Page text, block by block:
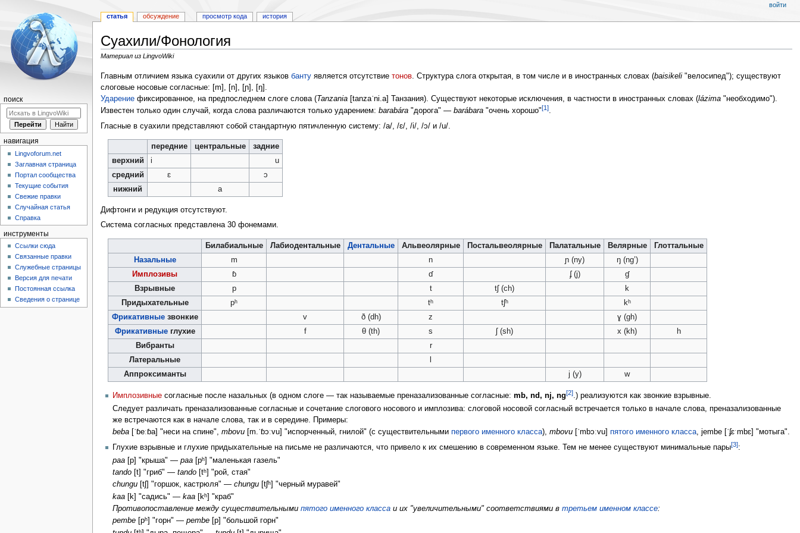
Суахили/Фонология
Материал из LingvoWiki
Перейти
к
навигации
Перейти
к
поиску
Главным отличием языка суахили от других языков бантуявляется отсутствие тонов. Структура слога открытая, в том числе и в иностранных словах (baisikeli"велосипед"); существуют
слоговые носовые согласные: [m], [n], [ɲ], [ŋ].
Ударениефиксированное, на предпоследнем слоге слова (Tanzania[tanzaˈni.a] Танзания). Существуют некоторые исключения, в частности в иностранных словах (lázima"необходимо").
Известен только один случай, когда слова различаются только ударением: barabára"дорога" — barábara"очень хорошо"[1].
Гласные в суахили представляют собой стандартную пятичленную систему: /a/, /ɛ/, /i/, /ɔ/ и /u/.
передние центральные
задние
верхний
i
u
средний
ɛ
ɔ
нижний
a
Дифтонги и редукция отсутствуют.
Система согласных представлена 30 фонемами.
Билабиальные Лабиодентальные Дентальные Альвеолярные Постальвеолярные Палатальные Велярные
Глоттальные
Назальные
m n ɲ (ny)
ŋ (ng’)
Имплозивы
ɓ ɗ ʄ (j)
ɠ
Взрывные
p t tʃ (ch)
k
Придыхательные
pʰ tʰ tʃʰ
kʰ
Фрикативныезвонкие v ð (dh) z
ɣ (gh)
Фрикативныеглухие f θ (th) s ʃ (sh) x (kh)
h
Вибранты
r
Латеральные
Аппроксиманты
j (y) w
Имплозивныесогласные после назальных (в одном слоге — так называемые преназализованные согласные: mb, nd, nj, ng[2].) реализуются как звонкие взрывные.
Следует различать преназализованные согласные и сочетание слогового носового и имплозива: слоговой носовой согласный встречается только в начале слова, преназализованные
же встречаются как в начале слова, так и в середине. Примеры:
beba[ˈɓeːɓa] "неси на спине", mbovu[m.ˈɓɔːvu] "испорченный, гнилой" (с существительными первого именного класса), mbovu[ˈmbɔːvu] пятого именного класса, jembe [ˈʄɛˑmbɛ] "мотыга".
Глухие взрывные и глухие придыхательные на письме не различаются, что привело к их смешению в современном языке. Тем не менее существуют минимальные пары[3]:
paa[p] "крыша" — paa[pʰ] "маленькая газель"
tando[t] "гриб" — tando[tʰ] "рой, стая"
chungu[tʃ] "горшок, кастрюля" — chungu[tʃʰ] "черный муравей"
kaa[k] "садись" — kaa[kʰ] "краб"
Противопоставление между существительными пятого именного классаи их "увеличительными" соответствиями в третьем именном классе:
pembe[pʰ] "горн" — pembe[p] "большой горн"
статья обсуждение просмотр кода история
войти
поиск
навигация
Lingvoforum.net
Заглавная страница
Портал сообщества
Текущие события
Свежие правки
Случайная статья
Справка
инструменты
Ссылки сюда
Связанные правки
Служебные страницы
Версия для печати
Постоянная ссылка
Сведения о странице